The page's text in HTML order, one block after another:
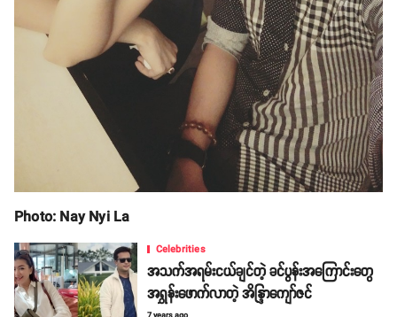
Photo: Nay Nyi La
Celebrities
အသက်အရမ်းငယ်ချင်တဲ့ ခင်ပွန်းအကြောင်းတွေ
အရွှန်းဖောက်လာတဲ့ အိန္ဒြာကျော်ဇင်